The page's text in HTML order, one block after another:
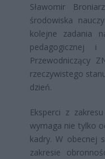
Sławomir
środowiska
kolejne zadania
pedagogicznej
Przewodniczący
rzeczywistego
dzień.
Eksperci z
wymaga nie tylko
kadry. W obecnej
zakresie